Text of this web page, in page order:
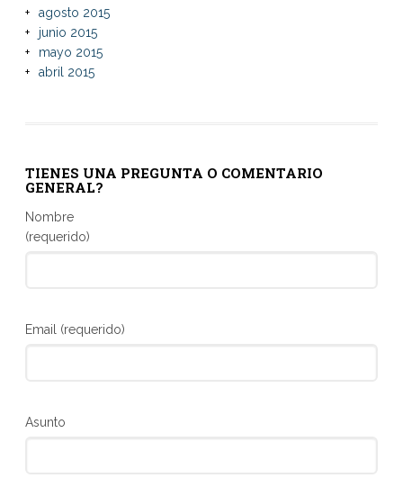
agosto 2015
junio 2015
mayo 2015
abril 2015
TIENES UNA PREGUNTA O COMENTARIO
GENERAL?
Nombre
(requerido)
Email (requerido)
Asunto